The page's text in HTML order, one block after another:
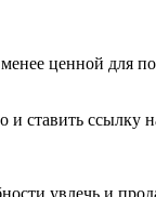
ценной для
ставить ссылку
увлечь и